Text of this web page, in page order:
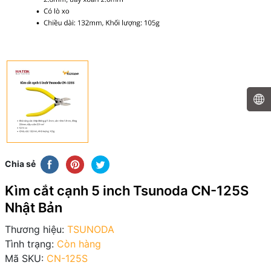
Chia sẻ
Kìm cắt cạnh 5 inch Tsunoda CN-125S
Nhật Bản
Thương hiệu: TSUNODA
Tình trạng: Còn hàng
Mã SKU: CN-125S